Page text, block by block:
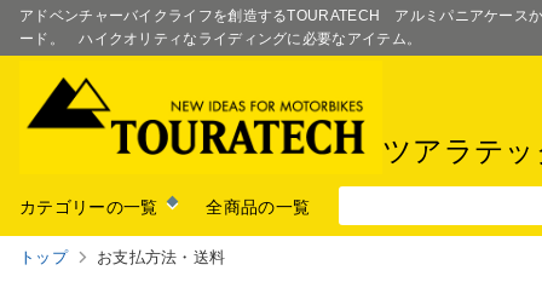
アドベンチャーバイクライフを創造するTOURATECH アルミパニアケース
ード。 ハイクオリティなライディングに必要なアイテム。
ツアラテ
カテゴリーの一覧 全商品の一覧
トップ お支払方法・送料